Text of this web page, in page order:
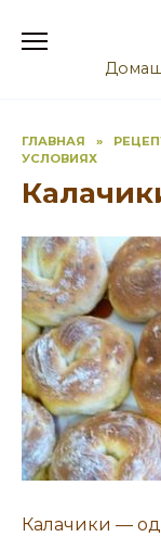
содержанию
ГЛАВНАЯ »
УСЛОВИЯХ
Калачики —